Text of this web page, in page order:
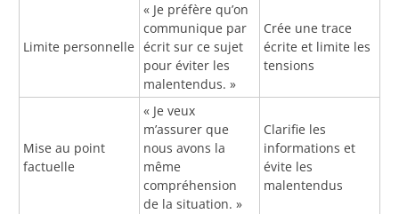
Limite personnelle
« Je préfère qu’on
communique par
écrit sur ce sujet
pour éviter les
malentendus. »
Crée une trace
écrite et limite les
tensions
Mise au point
factuelle
« Je veux
m’assurer que
nous avons la
même
compréhension
de la situation. »
Clarifie les
informations et
évite les
malentendus